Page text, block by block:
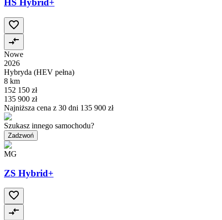
HS Hybrid+
Nowe
2026
Hybryda (HEV pełna)
8 km
152 150 zł
135 900 zł
Najniższa cena z 30 dni 135 900 zł
Szukasz innego samochodu?
Zadzwoń
MG
ZS Hybrid+